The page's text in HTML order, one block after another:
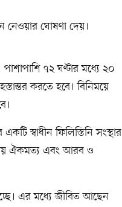
নেওয়ার ঘোষণা দেয়।
পাশাপাশি ৭২ ঘণ্টার মধ্যে ২০
করতে হবে। বিনিময়ে
স্বাধীন ফিলিস্তিনি সংস্থার
ঐকমত্য এবং আরব ও
এর মধ্যে জীবিত আছেন